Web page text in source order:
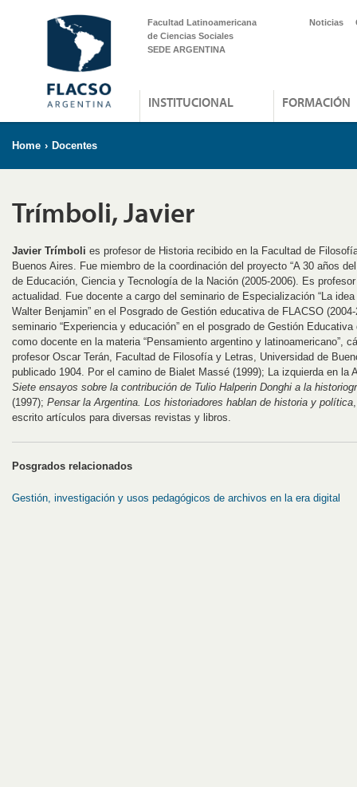
Facultad Latinoamericana
de Ciencias Sociales
SEDE ARGENTINA
Noticias
INSTITUCIONAL FORMACIÓN
Home › Docentes
Trímboli, Javier
Javier Trímboli es profesor de Historia recibido en la Facultad de
Buenos Aires. Fue miembro de la coordinación del proyecto “A 30 años
de Educación, Ciencia y Tecnología de la Nación (2005-2006). Es
actualidad. Fue docente a cargo del seminario de Especialización “La
Walter Benjamin” en el Posgrado de Gestión educativa de FLACSO
seminario “Experiencia y educación” en el posgrado de Gestión
como docente en la materia “Pensamiento argentino y latinoamericano”,
profesor Oscar Terán, Facultad de Filosofía y Letras, Universidad de
publicado 1904. Por el camino de Bialet Massé (1999); La izquierda en la
Siete ensayos sobre la contribución de Tulio Halperin Donghi a la
(1997); Pensar la Argentina. Los historiadores hablan de historia y política
escrito artículos para diversas revistas y libros.
Posgrados relacionados
Gestión, investigación y usos pedagógicos de archivos en la era digital